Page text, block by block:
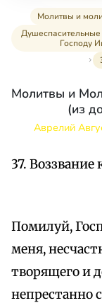
Молитвы и
Господу
Молитвы и
(из
Аврелий
37. Воззвание
Помилуй,
меня,
творящего и
непрестанно